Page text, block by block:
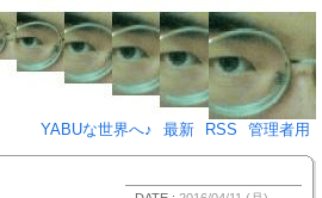
な戯言･･･♪)÷2
YABUな世界へ♪
最新 RSS 管理者用